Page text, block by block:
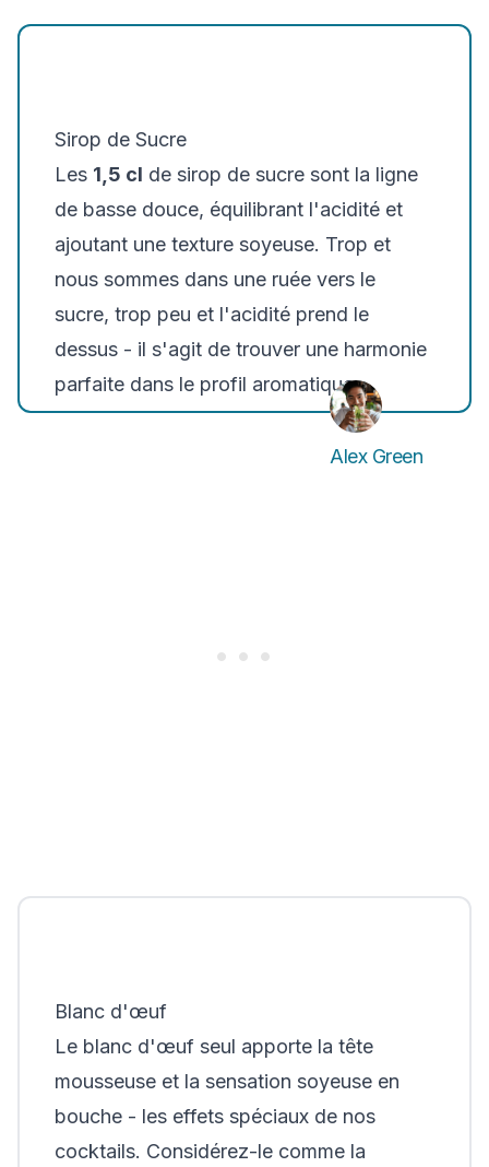
Sirop de Sucre
Les 1,5 cl de sirop de sucre sont la ligne
de basse douce, équilibrant l'acidité et
ajoutant une texture soyeuse. Trop et
nous sommes dans une ruée vers le
sucre, trop peu et l'acidité prend le
dessus - il s'agit de trouver une harmonie
parfaite dans le profil aromatique.
Alex Green
Blanc d'œuf
Le blanc d'œuf seul apporte la tête
mousseuse et la sensation soyeuse en
bouche - les effets spéciaux de nos
cocktails. Considérez-le comme la